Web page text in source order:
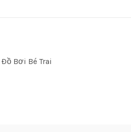
Đồ Bơi Bé Trai